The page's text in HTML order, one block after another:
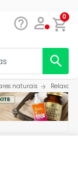
0
naturais